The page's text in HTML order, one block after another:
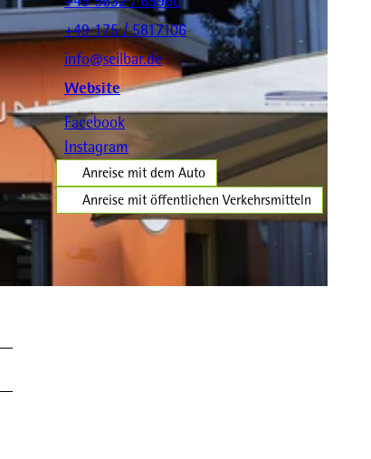
+49 175 / 5817106
info@seilbar.de
Website
Facebook
Instagram
Anreise mit dem Auto
Anreise mit öffentlichen Verkehrsmitteln